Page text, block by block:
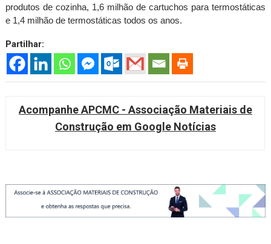
produtos de cozinha, 1,6 milhão de cartuchos para termostáticas
e 1,4 milhão de termostáticas todos os anos.
Partilhar:
Acompanhe APCMC - Associação Materiais de
Construção em Google Notícias